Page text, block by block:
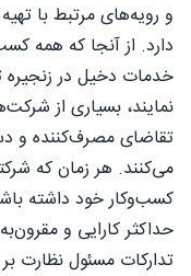
و رویه‌های مرتبط با
دارد. از آنجا که همه
خدمات دخیل در زنجیره
نمایند، بسیاری از
تقاضای مصرف‌کننده و
می‌کنند. هر زمان که
کسب‌وکار خود داشته
حداکثر کارایی و
تدارکات مسئول نظارت